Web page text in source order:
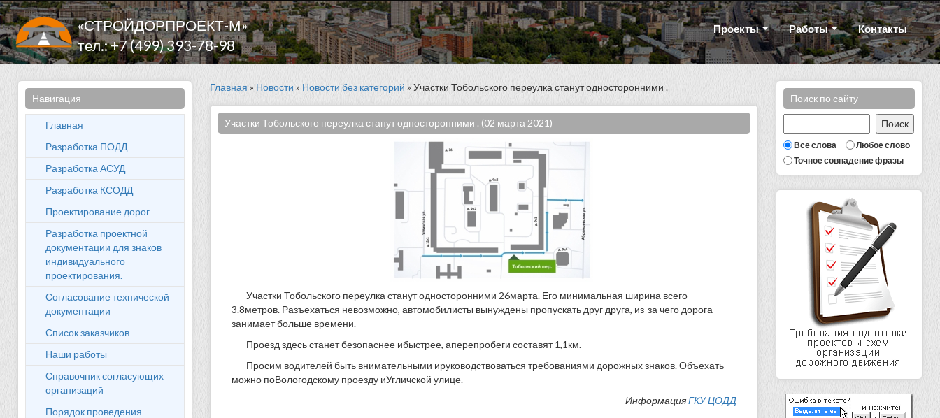
«СТРОЙДОРПРОЕКТ-М»
тел.: +7 (499) 393-78-98
Проекты Работы Контакты
Навигация
Главная
Разработка ПОДД
Разработка АСУД
Разработка КСОДД
Проектирование дорог
Разработка проектной
документации для знаков
индивидуального
проектирования.
Согласование технической
документации
Список заказчиков
Наши работы
Справочник согласующих
организаций
Порядок проведения
Поиск по сайту
Все слова
Любое слово
Точное совпадение фразы
Главная » Новости » Новости без категорий » Участки Тобольского переулка станут односторонними .
Участки Тобольского переулка станут односторонними . (02 марта 2021)
Участки Тобольского переулка станут односторонними 26марта. Его минимальная ширина всего
3.8метров. Разъехаться невозможно, автомобилисты вынуждены пропускать друг друга, из-за чего дорога
занимает больше времени.
Проезд здесь станет безопаснее ибыстрее, аперепробеги составят 1,1км.
Просим водителей быть внимательными ируководствоваться требованиями дорожных знаков. Объехать
можно поВологодскому проезду иУгличской улице.
ИнформацияГКУ ЦОДД